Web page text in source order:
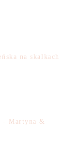
na skalkach
- Martyna &